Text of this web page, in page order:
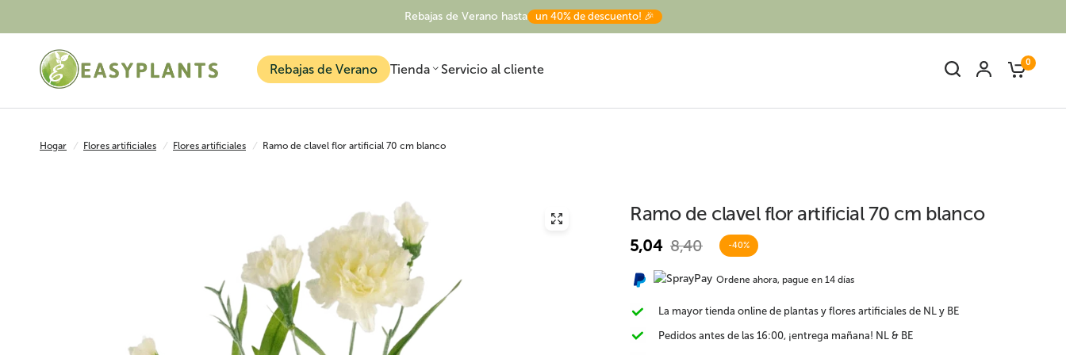
Rebajas de Verano hasta un 40% de descuento! 🎉
Rebajas de Verano Tienda
Plantas artificiales
Todas las plantas
artificiales
Árboles artificiales
Servicio al cliente 0
Hogar / Flores artificiales / Flores artificiales / Ramo de clavel flor artificial 70 cm blanco
Ramo de clavel flor artificial 70 cm blanco
5,04 8,40 -40%
Ordene ahora, pague en 14 días
La mayor tienda online de plantas y flores artificiales de NL y BE
Pedidos antes de las 16:00, ¡entrega mañana! NL & BE